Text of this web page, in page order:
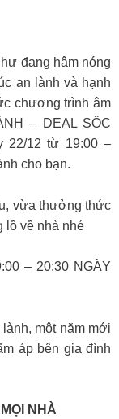
đang hâm nóng
an lành và hạnh
chương trình âm
– DEAL SỐC
22/12 từ 19:00 –
cho bạn.
vừa thưởng thức
lồ về nhà nhé
– 20:30 NGÀY
một năm mới
áp bên gia đình
NHÀ